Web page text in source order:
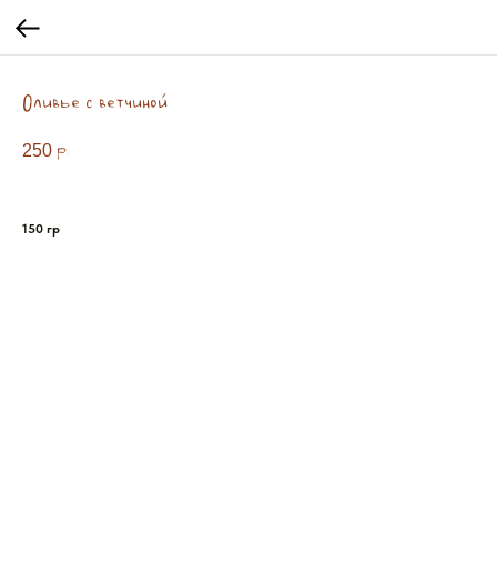
Оливье с ветчиной
250 р.
150 гр